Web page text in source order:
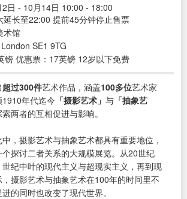
日 - 10月14日 10:00 - 18:00
延长至22:00 提前45分钟停止售票
术馆
SE1 9TG
镑 优惠票：17英镑 12岁以下免费
超过300件艺术作品，涵盖100多位艺术家
年代迄今 「摄影艺术」 与 「抽象艺
两者的互相促进与影响。
，摄影艺术与抽象艺术都具有重要地位，
探讨二者关系的大规模展览。从20世纪
纪中叶的现代主义与超现实主义，再到现
摄影艺术与抽象艺术在100年的时间里不
的同时也改变了现代世界。